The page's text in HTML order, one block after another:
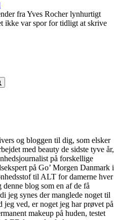
fra Yves Rocher lynhurtigt
ikke var spor for tidligt at skrive
og bloggen til dig, som elsker
med beauty de sidste tyve år,
på forskellige
på Go’ Morgen Danmark i
til ALT for damerne hver
blog som en af de få
jeg synes der manglede noget til
jeg ved, er noget jeg har prøvet på
makeup på huden, testet